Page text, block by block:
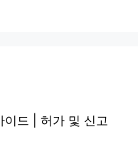
이드 | 허가 및 신고